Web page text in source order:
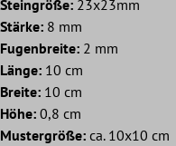
Steingröße: 23x23mm
Stärke: 8 mm
Fugenbreite: 2 mm
Länge: 10 cm
Breite: 10 cm
Höhe: 0,8 cm
Mustergröße: ca. 10x10 cm